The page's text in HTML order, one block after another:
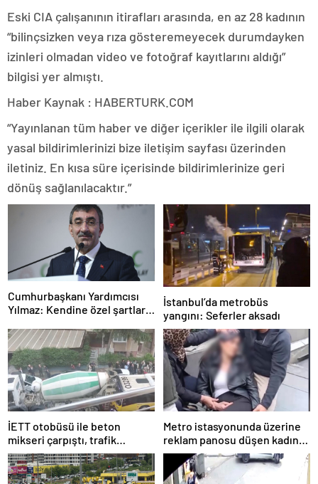
Eski CIA çalışanının itirafları arasında, en az 28 kadının
“bilinçsizken veya rıza gösteremeyecek durumdayken
izinleri olmadan video ve fotoğraf kayıtlarını aldığı”
bilgisi yer almıştı.
Haber Kaynak : HABERTURK.COM
“Yayınlanan tüm haber ve diğer içerikler ile ilgili olarak
yasal bildirimlerinizi bize iletişim sayfası üzerinden
iletiniz. En kısa süre içerisinde bildirimlerinize geri
dönüş sağlanılacaktır.”
Cumhurbaşkanı Yardımcısı
Yılmaz: Kendine özel şartları
İstanbul’da metrobüs
yangını: Seferler aksadı
İETT otobüsü ile beton
mikseri çarpıştı, trafik
yoğunluğu oluştu
Metro istasyonunda üzerine
reklam panosu düşen kadın
yaralandı